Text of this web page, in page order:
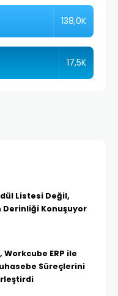
138,0K
17,5K
Listesi Değil,
Derinliği Konuşuyor
ERP ile
Süreçlerini